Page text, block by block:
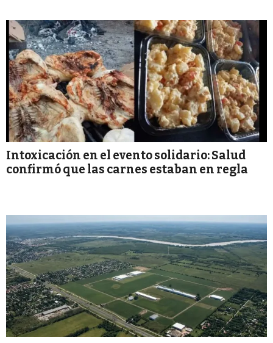
Intoxicación en el evento solidario: Salud
confirmó que las carnes estaban en regla